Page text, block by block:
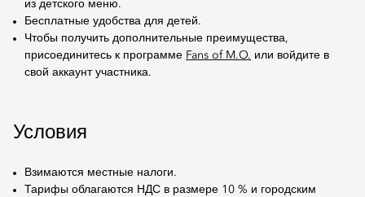
из детского меню.
Бесплатные удобства для детей.
Чтобы получить дополнительные преимущества,
присоединитесь к программе Fans of M.O. или войдите в
свой аккаунт участника.
Условия
Взимаются местные налоги.
Тарифы облагаются НДС в размере 10 % и городским